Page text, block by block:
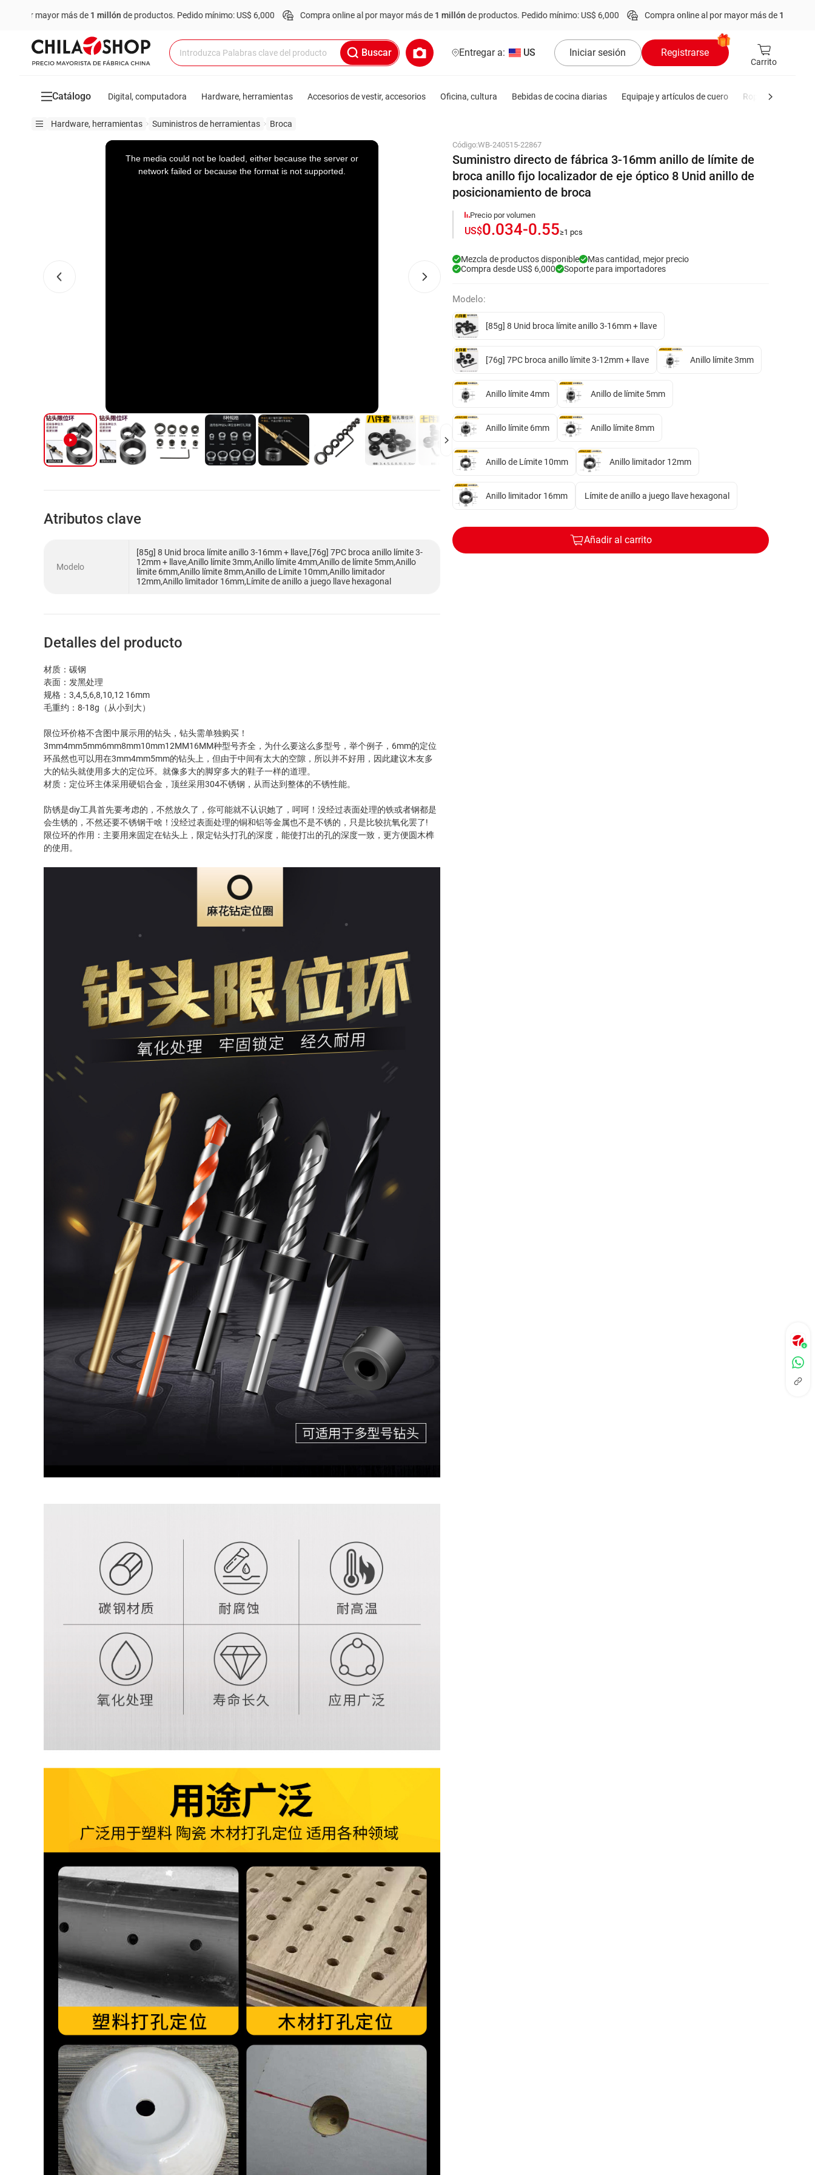
más de1 millónde productos.Pedido mínimo: US$ 6,000 Compra online al por mayor más de1 millónde productos.Pedido mínimo: US$ 6,000 Compra online al por mayor más de1 millónde
Buscar Entregar a: US Iniciar sesión Registrarse
Carrito
Catálogo Digital, computadora Hardware, herramientas Accesorios de vestir, accesorios Oficina, cultura Bebidas de cocina diarias Equipaje y artículos de cuero Ropa de hombre
Hardware, herramientas Suministros de herramientas Broca
This
The media could not be loaded, either because the server or
network failed or because the format is not supported.
Atributos clave
Modelo
[85g] 8 Unid broca límite anillo 3-16mm + llave,[76g] 7PC broca anillo límite 3-
12mm + llave,Anillo límite 3mm,Anillo límite 4mm,Anillo de límite 5mm,Anillo
límite 6mm,Anillo límite 8mm,Anillo de Límite 10mm,Anillo limitador
12mm,Anillo limitador 16mm,Límite de anillo a juego llave hexagonal
Detalles del producto
材质：碳钢
表面：发黑处理
规格：3,4,5,6,8,10,12 16mm
毛重约：8-18g（从小到大）
限位环价格不含图中展示用的钻头，钻头需单独购买！
3mm4mm5mm6mm8mm10mm12MM16MM种型号齐全，为什么要这么多型号，举个例子，6mm的定位
环虽然也可以用在3mm4mm5mm的钻头上，但由于中间有太大的空隙，所以并不好用，因此建议木友多
大的钻头就使用多大的定位环。就像多大的脚穿多大的鞋子一样的道理。
材质：定位环主体采用硬铝合金，顶丝采用304不锈钢，从而达到整体的不锈性能。
防锈是diy工具首先要考虑的，不然放久了，你可能就不认识她了，呵呵！没经过表面处理的铁或者钢都是
会生锈的，不然还要不锈钢干啥！没经过表面处理的铜和铝等金属也不是不锈的，只是比较抗氧化罢了!
限位环的作用：主要用来固定在钻头上，限定钻头打孔的深度，能使打出的孔的深度一致，更方便圆木榫
的使用。
Código:WB-240515-22867
Suministro directo de fábrica 3-16mm anillo de límite de
broca anillo fijo localizador de eje óptico 8 Unid anillo de
posicionamiento de broca
Precio por volumen
US$0.034-0.55≥1 pcs
Mezcla de productos disponible
Mas cantidad, mejor precio
Compra desde US$ 6,000
Soporte para importadores
Modelo:
[85g] 8 Unid broca límite anillo 3-16mm + llave
[76g] 7PC broca anillo límite 3-12mm + llave Anillo límite 3mm
Anillo límite 4mm Anillo de límite 5mm
Anillo límite 6mm Anillo límite 8mm
Anillo de Límite 10mm Anillo limitador 12mm
Anillo limitador 16mm Límite de anillo a juego llave hexagonal
Añadir al carrito